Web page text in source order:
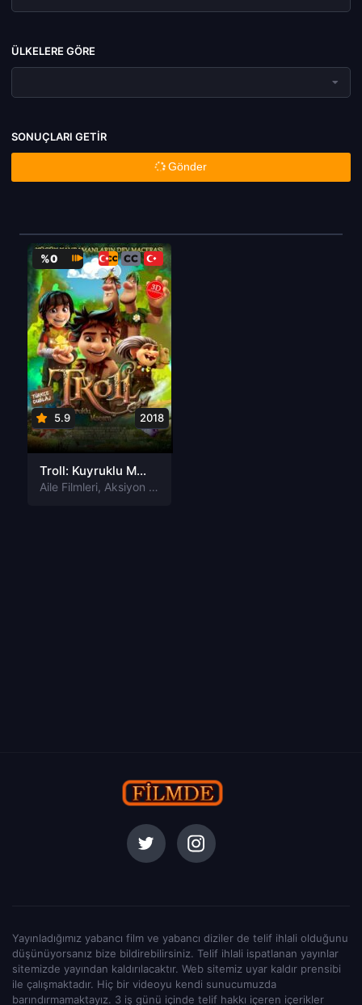
ÜLKELERE GÖRE
SONUÇLARI GETIR
Gönder
%0
5.9 2018
Troll: Kuyruklu Macera Türkçe Dublaj izle
Aile Filmleri, Aksiyon Filmleri
Yayınladığımız yabancı film ve yabancı diziler de telif ihlali olduğunu
düşünüyorsanız bize bildirebilirsiniz. Telif ihlali ispatlanan yayınlar
sitemizde yayından kaldırılacaktır. Web sitemiz uyar kaldır prensibi
ile çalışmaktadır. Hiç bir videoyu kendi sunucumuzda
barındırmamaktayız. 3 iş günü içinde telif hakkı içeren içerikler